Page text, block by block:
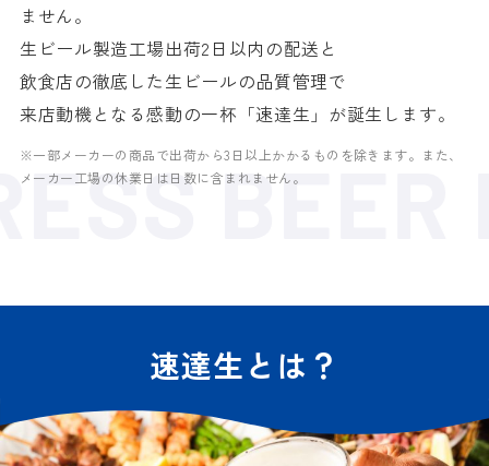
ません。
生ビール製造工場出荷2日以内の配送と
飲食店の徹底した生ビールの品質管理で
来店動機となる感動の一杯「速達生」が誕生します。
※一部メーカーの商品で出荷から3日以上かかるものを除きます。 また、
メーカー工場の休業日は日数に含まれません。
BEER
速達生とは？